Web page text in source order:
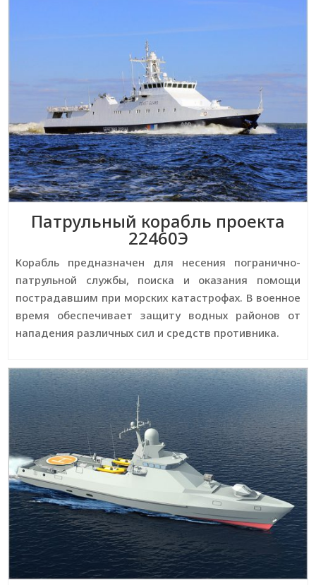
Патрульный корабль проекта
22460Э
Корабль предназначен для несения погранично-
патрульной службы, поиска и оказания помощи
пострадавшим при морских катастрофах. В военное
время обеспечивает защиту водных районов от
нападения различных сил и средств противника.